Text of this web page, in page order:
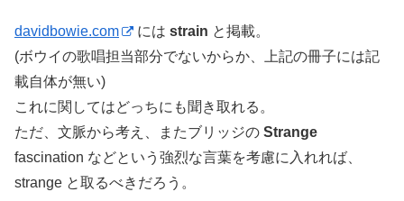
davidbowie.com には strain と掲載。
(ボウイの歌唱担当部分でないからか、上記の冊子には記
載自体が無い)
これに関してはどっちにも聞き取れる。
ただ、文脈から考え、またブリッジの Strange
fascination などという強烈な言葉を考慮に入れれば、
strange と取るべきだろう。